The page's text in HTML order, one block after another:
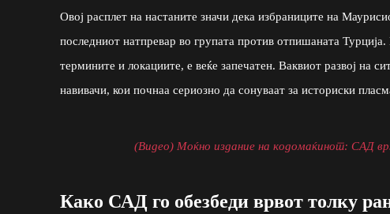
Овој расплет на настаните значи дека избраниците на
последниот натпревар во групата против отпишаната
термините и локациите, е веќе запечатен. Ваквиот развој на
навивачи, кои почнаа сериозно да сонуваат за историски
(Видео) Моќно издание на кодомаќинот: САД
Како САД го обезбеди врвот толку